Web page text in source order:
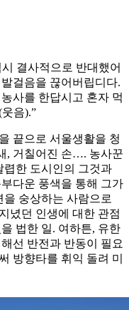
결사적으로 반대했어
걸음을 끊어버립디다.
사를 한답시고 혼자 먹
음).”
끝으로 서울생활을 청
, 거칠어진 손…. 농사꾼
렵한 도시인의 그것과
다운 풍색을 통해 그가
숭상하는 사람으로
녔던 인생에 대한 관점
법한 일. 여하튼, 유한
선 반전과 반동이 필요
방향타를 휘익 돌려 미